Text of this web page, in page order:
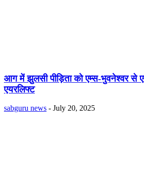
आग में झुलसी पीड़िता को एम्स-भुवनेश्वर से
एयरलिफ्ट
sabguru news - July 20, 2025